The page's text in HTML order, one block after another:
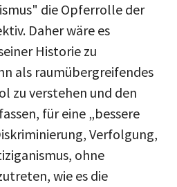
die Opferrolle der
Daher wäre es
Historie zu
als raumübergreifendes
zu verstehen und den
für eine „bessere
Verfolgung,
ohne
wie es die